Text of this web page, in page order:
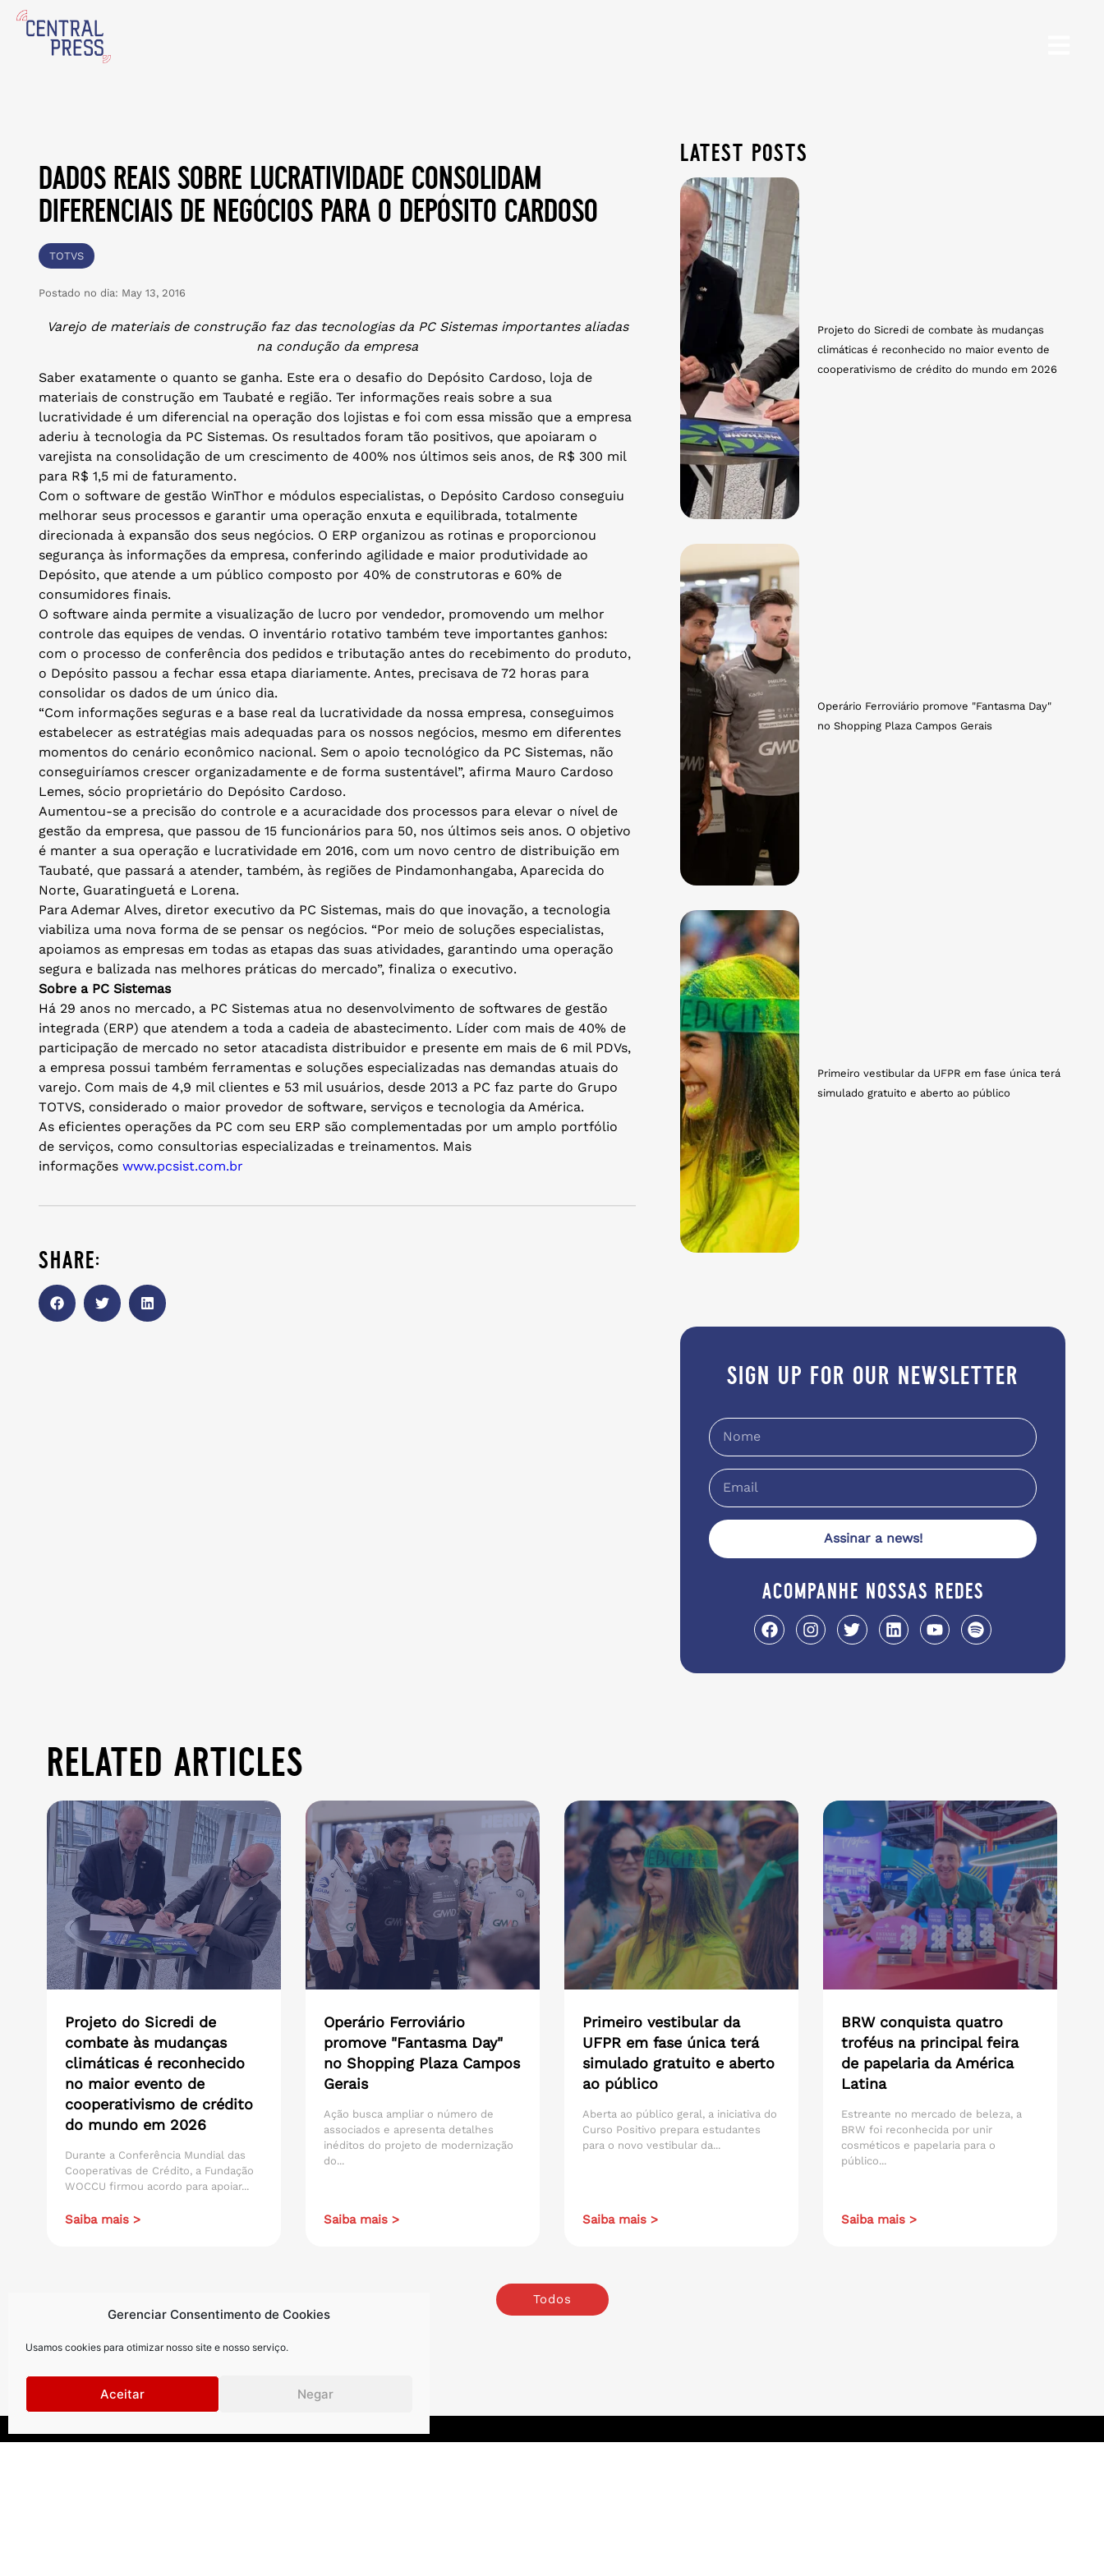
Gerenciar Consentimento de Cookies
Usamos cookies para otimizar nosso site e nosso serviço.
Aceitar Negar
dados reais sobre lucratividade consolidam
diferenciais de negócios para o depósito cardoso
TOTVS
Postado no dia: May 13, 2016
Varejo de materiais de construção faz das tecnologias da PC Sistemas importantes aliadas
na condução da empresa
Saber exatamente o quanto se ganha. Este era o desafio do Depósito Cardoso, loja de
materiais de construção em Taubaté e região. Ter informações reais sobre a sua
lucratividade é um diferencial na operação dos lojistas e foi com essa missão que a empresa
aderiu à tecnologia da PC Sistemas. Os resultados foram tão positivos, que apoiaram o
varejista na consolidação de um crescimento de 400% nos últimos seis anos, de R$ 300 mil
para R$ 1,5 mi de faturamento.
Com o software de gestão WinThor e módulos especialistas, o Depósito Cardoso conseguiu
melhorar seus processos e garantir uma operação enxuta e equilibrada, totalmente
direcionada à expansão dos seus negócios. O ERP organizou as rotinas e proporcionou
segurança às informações da empresa, conferindo agilidade e maior produtividade ao
Depósito, que atende a um público composto por 40% de construtoras e 60% de
consumidores finais.
O software ainda permite a visualização de lucro por vendedor, promovendo um melhor
controle das equipes de vendas. O inventário rotativo também teve importantes ganhos:
com o processo de conferência dos pedidos e tributação antes do recebimento do produto,
o Depósito passou a fechar essa etapa diariamente. Antes, precisava de 72 horas para
consolidar os dados de um único dia.
“Com informações seguras e a base real da lucratividade da nossa empresa, conseguimos
estabelecer as estratégias mais adequadas para os nossos negócios, mesmo em diferentes
momentos do cenário econômico nacional. Sem o apoio tecnológico da PC Sistemas, não
conseguiríamos crescer organizadamente e de forma sustentável”, afirma Mauro Cardoso
Lemes, sócio proprietário do Depósito Cardoso.
Aumentou-se a precisão do controle e a acuracidade dos processos para elevar o nível de
gestão da empresa, que passou de 15 funcionários para 50, nos últimos seis anos. O objetivo
é manter a sua operação e lucratividade em 2016, com um novo centro de distribuição em
Taubaté, que passará a atender, também, às regiões de Pindamonhangaba, Aparecida do
Norte, Guaratinguetá e Lorena.
Para Ademar Alves, diretor executivo da PC Sistemas, mais do que inovação, a tecnologia
viabiliza uma nova forma de se pensar os negócios. “Por meio de soluções especialistas,
apoiamos as empresas em todas as etapas das suas atividades, garantindo uma operação
segura e balizada nas melhores práticas do mercado”, finaliza o executivo.
Sobre a PC Sistemas
Há 29 anos no mercado, a PC Sistemas atua no desenvolvimento de softwares de gestão
integrada (ERP) que atendem a toda a cadeia de abastecimento. Líder com mais de 40% de
participação de mercado no setor atacadista distribuidor e presente em mais de 6 mil PDVs,
a empresa possui também ferramentas e soluções especializadas nas demandas atuais do
varejo. Com mais de 4,9 mil clientes e 53 mil usuários, desde 2013 a PC faz parte do Grupo
TOTVS, considerado o maior provedor de software, serviços e tecnologia da América.
As eficientes operações da PC com seu ERP são complementadas por um amplo portfólio
de serviços, como consultorias especializadas e treinamentos. Mais
informações www.pcsist.com.br
share:
latest posts
Projeto do Sicredi de combate às mudanças
climáticas é reconhecido no maior evento de
cooperativismo de crédito do mundo em 2026
Operário Ferroviário promove "Fantasma Day"
no Shopping Plaza Campos Gerais
Primeiro vestibular da UFPR em fase única terá
simulado gratuito e aberto ao público
sign up for our newsletter
Assinar a news!
acompanhe nossas redes
related articles
Projeto do Sicredi de
combate às mudanças
climáticas é reconhecido
no maior evento de
cooperativismo de crédito
do mundo em 2026
Durante a Conferência Mundial das
Cooperativas de Crédito, a Fundação
WOCCU firmou acordo para apoiar...
Saiba mais >
Operário Ferroviário
promove "Fantasma Day"
no Shopping Plaza Campos
Gerais
Ação busca ampliar o número de
associados e apresenta detalhes
inéditos do projeto de modernização
do...
Saiba mais >
Primeiro vestibular da
UFPR em fase única terá
simulado gratuito e aberto
ao público
Aberta ao público geral, a iniciativa do
Curso Positivo prepara estudantes
para o novo vestibular da...
Saiba mais >
BRW conquista quatro
troféus na principal feira
de papelaria da América
Latina
Estreante no mercado de beleza, a
BRW foi reconhecida por unir
cosméticos e papelaria para o
público...
Saiba mais >
Todos